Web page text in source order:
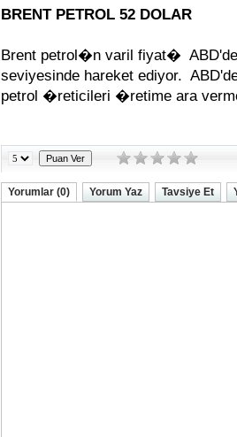
BRENT PETROL 52 DOLAR
Brent petrol�n varil fiyat�
seviyesinde hareket ediyor.
petrol �reticileri �retime ara
Yorumlar (0) Yorum Yaz Tavsiye Et